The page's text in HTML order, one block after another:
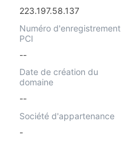
223.197.58.137
Numéro d'enregistrement
PCI
--
Date de création du
domaine
--
Société d'appartenance
-